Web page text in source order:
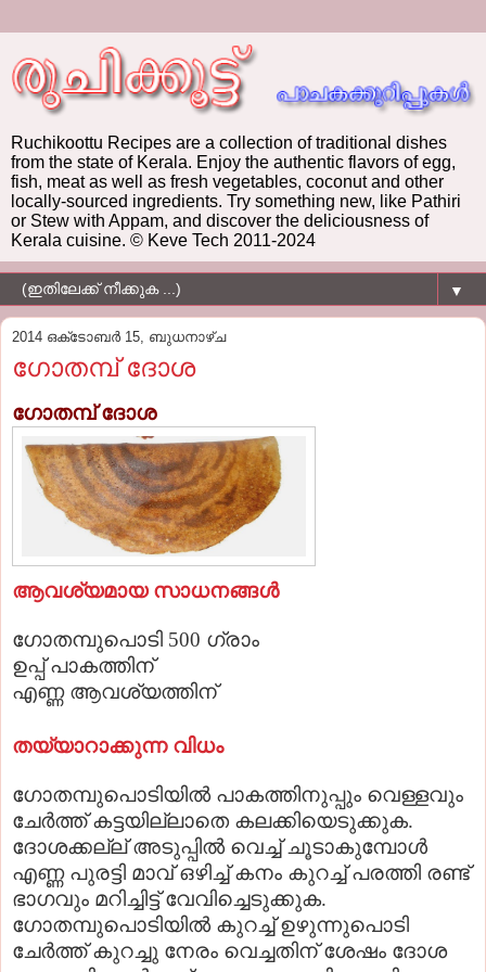
Ruchikoottu Recipes are a collection of traditional dishes
from the state of Kerala. Enjoy the authentic flavors of egg,
fish, meat as well as fresh vegetables, coconut and other
locally-sourced ingredients. Try something new, like Pathiri
or Stew with Appam, and discover the deliciousness of
Kerala cuisine. © Keve Tech 2011-2024
▼
2014 ഒക്‌ടോബർ 15, ബുധനാഴ്‌ച
ഗോതമ്പ് ദോശ
ഗോതമ്പ് ദോശ
ആവശ്യമായ സാധനങ്ങള്‍
ഗോതമ്പുപൊടി 500 ഗ്രാം
ഉപ്പ് പാകത്തിന്
എണ്ണ ആവശ്യത്തിന്
തയ്യാറാക്കുന്ന വിധം
ഗോതമ്പുപൊടിയില്‍ പാകത്തിനുപ്പും വെള്ളവും
ചേര്‍ത്ത് കട്ടയില്ലാതെ കലക്കിയെടുക്കുക.
ദോശക്കല്ല് അടുപ്പില്‍ വെച്ച് ചൂടാകുമ്പോള്‍
എണ്ണ പുരട്ടി മാവ് ഒഴിച്ച് കനം കുറച്ച് പരത്തി രണ്ട്
ഭാഗവും മറിച്ചിട്ട് വേവിച്ചെടുക്കുക.
ഗോതമ്പുപൊടിയില്‍ കുറച്ച് ഉഴുന്നുപൊടി
ചേര്‍ത്ത് കുറച്ചു നേരം വെച്ചതിന് ശേഷം ദോശ